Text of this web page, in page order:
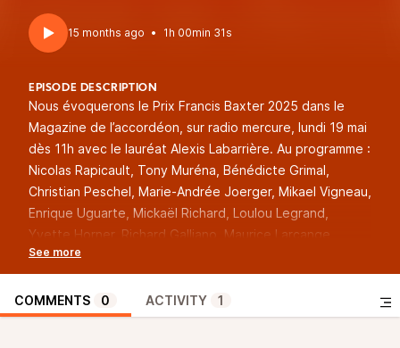
15 months ago • 1h 00min 31s
EPISODE DESCRIPTION
Nous évoquerons le Prix Francis Baxter 2025 dans le
Magazine de l’accordéon, sur radio mercure, lundi 19 mai
dès 11h avec le lauréat Alexis Labarrière. Au programme :
Nicolas Rapicault, Tony Muréna, Bénédicte Grimal,
Christian Peschel, Marie-Andrée Joerger, Mikael Vigneau,
Enrique Uguarte, Mickaël Richard, Loulou Legrand,
Yvette Horner, Richard Galliano, Maurice Larcange,
Stéphanie Rodriguez, André Loppe, Vincent Carenzi,
Gérard Lamolère, Louis Corchia, Fabienne et Corinne
Chapuis.
COMMENTS 0 ACTIVITY 1